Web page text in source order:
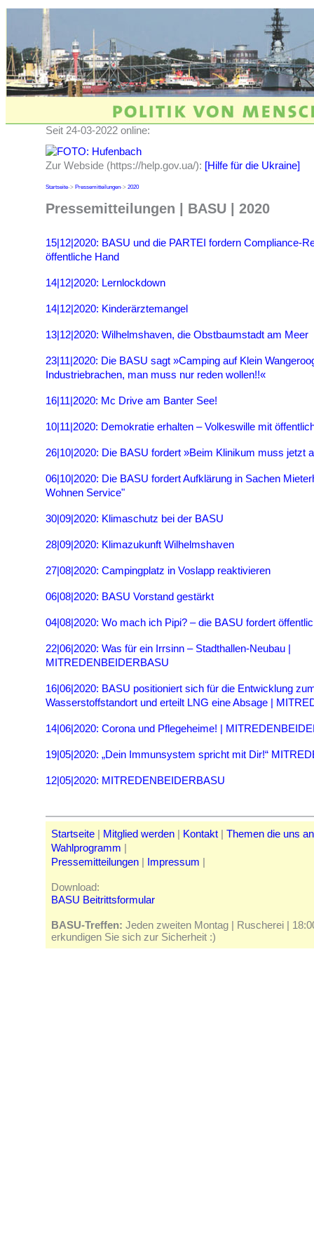
Seit 24-03-2022 online:
Zur Webside (https://help.gov.ua/): [Hilfe für die Ukraine]
Startseite-> Pressemitteilungen-> 2020
Pressemitteilungen | BASU | 2020
15|12|2020: BASU und die PARTEI fordern Compliance-
öffentliche Hand
14|12|2020: Lernlockdown
14|12|2020: Kinderärztemangel
13|12|2020: Wilhelmshaven, die Obstbaumstadt am Meer
23|11|2020: Die BASU sagt »Camping auf Klein
Industriebrachen, man muss nur reden wollen!!«
16|11|2020: Mc Drive am Banter See!
10|11|2020: Demokratie erhalten – Volkeswille mit
26|10|2020: Die BASU fordert »Beim Klinikum muss jetzt
06|10|2020: Die BASU fordert Aufklärung in Sachen
Wohnen Service"
30|09|2020: Klimaschutz bei der BASU
28|09|2020: Klimazukunft Wilhelmshaven
27|08|2020: Campingplatz in Voslapp reaktivieren
06|08|2020: BASU Vorstand gestärkt
04|08|2020: Wo mach ich Pipi? – die BASU fordert
22|06|2020: Was für ein Irrsinn – Stadthallen-Neubau |
MITREDENBEIDERBASU
16|06|2020: BASU positioniert sich für die Entwicklung
Wasserstoffstandort und erteilt LNG eine Absage |
14|06|2020: Corona und Pflegeheime! |
19|05|2020: „Dein Immunsystem spricht mit Dir!“
12|05|2020: MITREDENBEIDERBASU
Startseite | Mitglied werden | Kontakt | Themen die uns
Wahlprogramm |
Pressemitteilungen | Impressum |
Download:
BASU Beitrittsformular
BASU-Treffen: Jeden zweiten Montag | Ruscherei |
erkundigen Sie sich zur Sicherheit :)